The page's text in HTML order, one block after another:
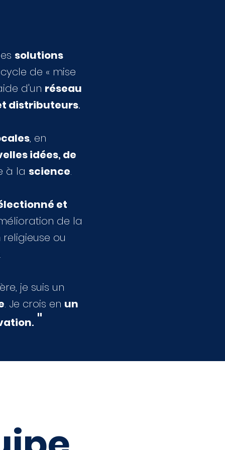
solutions
de « mise
d'un réseau
distributeurs.
, en
idées, de
à la science.
et
de la
ou
je suis un
. Je crois en un
. "